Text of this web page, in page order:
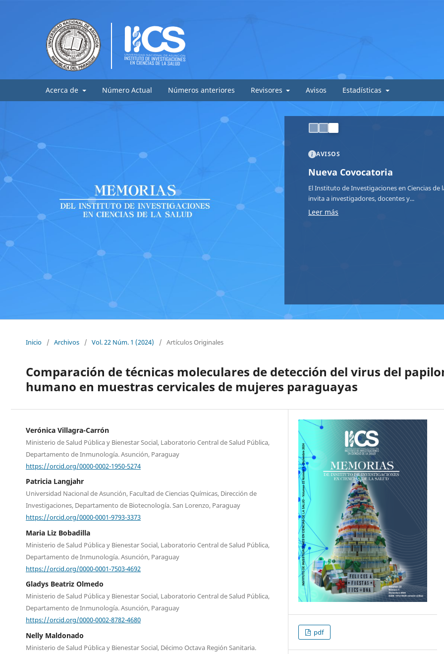
Acerca de Número Actual Números anteriores Revisores Avisos Estadísticas
AVISOS
Nueva Covocatoria
El Instituto de Investigaciones en Ciencias de
invita a investigadores, docentes y...
Leer más
Inicio / Archivos / Vol. 22 Núm. 1 (2024) / Artículos Originales
Comparación de técnicas moleculares de detección del virus del
humano en muestras cervicales de mujeres paraguayas
Verónica Villagra-Carrón
Ministerio de Salud Pública y Bienestar Social, Laboratorio Central de Salud Pública,
Departamento de Inmunología. Asunción, Paraguay
https://orcid.org/0000-0002-1950-5274
Patricia Langjahr
Universidad Nacional de Asunción, Facultad de Ciencias Químicas, Dirección de
Investigaciones, Departamento de Biotecnología. San Lorenzo, Paraguay
https://orcid.org/0000-0001-9793-3373
Maria Liz Bobadilla
Ministerio de Salud Pública y Bienestar Social, Laboratorio Central de Salud Pública,
Departamento de Inmunología. Asunción, Paraguay
https://orcid.org/0000-0001-7503-4692
Gladys Beatriz Olmedo
Ministerio de Salud Pública y Bienestar Social, Laboratorio Central de Salud Pública,
Departamento de Inmunología. Asunción, Paraguay
https://orcid.org/0000-0002-8782-4680
Nelly Maldonado
Ministerio de Salud Pública y Bienestar Social, Décimo Octava Región Sanitaria.
pdf